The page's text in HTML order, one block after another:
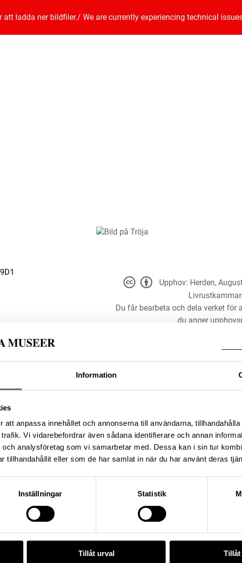
Information
att anpassa innehållet och annonserna till användarna,
Vi vidarebefordrar även sådana identifierare och annan
analysföretag som vi samarbetar med. Dessa kan i sin tur
tillhandahållit eller som de har samlat in när du har använt deras
Inställningar Statistik
Tillåt urval Tillåt
att ladda ner bildfiler./ We are currently experiencing technical
och licensgivare.
3D43-47E5-B2E1-
licensen CC0.
Upphov: Herden,
Du får bearbeta och dela verket för
du anger